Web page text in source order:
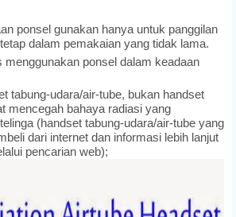
ponsel gunakan hanya untuk panggilan
dalam pemakaian yang tidak lama.
menggunakan ponsel dalam keadaan
tabung-udara/air-tube, bukan handset
mencegah bahaya radiasi yang
(handset tabung-udara/air-tube yang
dari internet dan informasi lebih lanjut
pencarian web);